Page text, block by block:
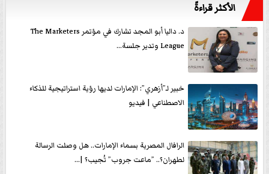
الأكثر قراءةً
د. داليا أبو المجد تشارك في مؤتمر The Marketers
League وتدير جلسة...
خبير لـ”أزهري”: الإمارات لديها رؤية استراتيجية للذكاء
الاصطناعي | فيديو
الرافال المصرية بسماء الإمارات.. هل وصلت الرسالة
لطهران؟.. ”ماعت جروب” تُجيب؟ |...